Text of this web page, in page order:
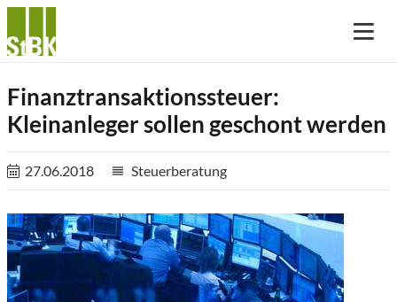
Finanztransaktionssteuer:
Kleinanleger sollen geschont werden
27.06.2018 reorder Steuerberatung